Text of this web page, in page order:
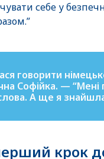
себе у
говорити
Софійка. —
А ще я
крок